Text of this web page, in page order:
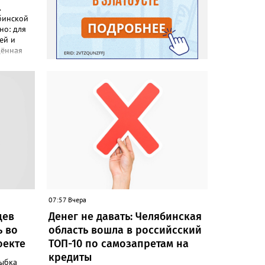
для
и
-
они
этом
во
07:57 Вчера
Денег не давать: Челябинская
область вошла в российсский
ТОП-10 по самозапретам на
кредиты